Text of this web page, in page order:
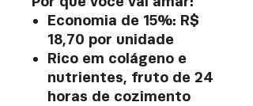
Economia de 15%: R$
18,70 por unidade
Rico em colágeno e
nutrientes, fruto de 24
horas de cozimento